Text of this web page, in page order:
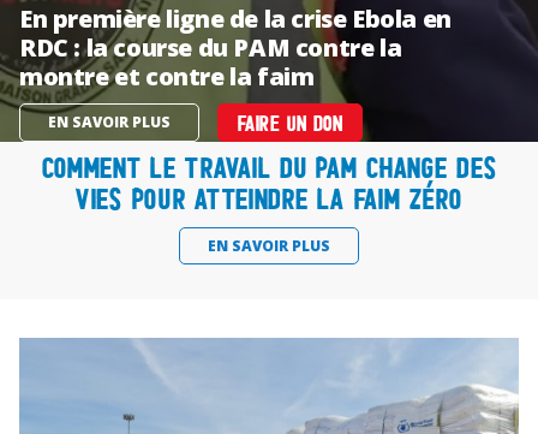
En première ligne de la crise Ebola en
RDC : la course du PAM contre la
montre et contre la faim
EN SAVOIR PLUS FAIRE UN DON
Comment le travail du PAM change des
vies pour atteindre la faim zéro
EN SAVOIR PLUS